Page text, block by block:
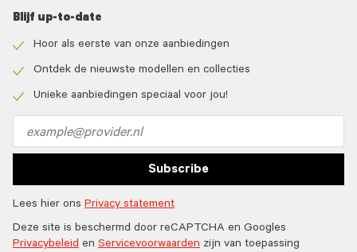
Blijf up-to-date
icon
Hoor als eerste van onze aanbiedingen
icon
Ontdek de nieuwste modellen en collecties
Unieke aanbiedingen speciaal voor jou!
address
Subscribe
Lees hier ons Privacy statement
Deze site is beschermd door reCAPTCHA en Googles
Privacybeleid en Servicevoorwaarden zijn van toepassing